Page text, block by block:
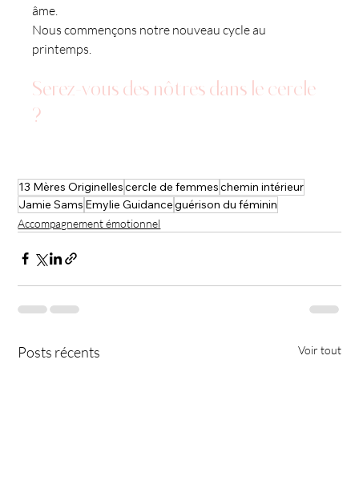
âme.
Nous commençons notre nouveau cycle au
printemps.
Serez-vous des nôtres dans le cercle
?
13 Mères Originellescercle de femmeschemin intérieur
Jamie Sams Emylie Guidanceguérison du féminin
Accompagnement émotionnel
Posts récents Voir tout